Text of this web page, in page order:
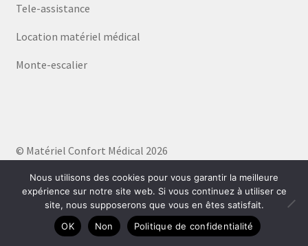
Tele-assistance
Location matériel médical
Monte-escalier
© Matériel Confort Médical 2026
Nous utilisons des cookies pour vous garantir la meilleure
expérience sur notre site web. Si vous continuez à utiliser ce
site, nous supposerons que vous en êtes satisfait.
OK
Non Politique de confidentialité